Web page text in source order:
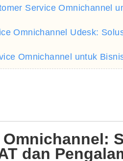
Service Omnichannel
Omnichannel Udesk:
Omnichannel untuk
dan